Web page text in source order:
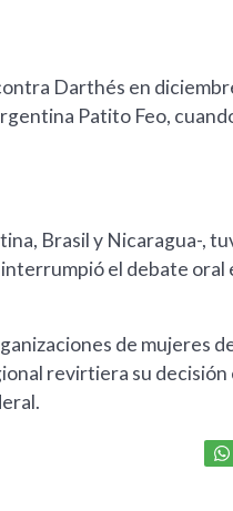
Darthés en
Patito Feo,
Brasil y Nicaragua-,
el debate
de mujeres
revirtiera su